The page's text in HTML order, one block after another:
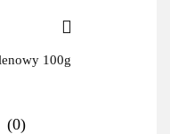
100g
(0)